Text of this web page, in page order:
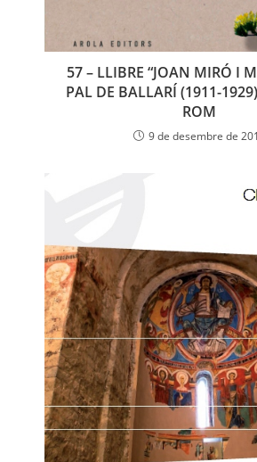
57 – LLIBRE “JOAN MIRÓ I
PAL DE BALLARÍ (1911-
ROM
9 de desembre de